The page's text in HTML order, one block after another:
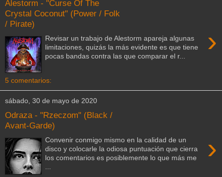
Alestorm - "Curse Of The
Crystal Coconut" (Power / Folk
/ Pirate)
›
Revisar un trabajo de Alestorm apareja algunas
limitaciones, quizás la más evidente es que tiene
pocas bandas contra las que comparar el r...
5 comentarios:
sábado, 30 de mayo de 2020
Odraza - "Rzeczom" (Black /
Avant-Garde)
›
Convenir conmigo mismo en la calidad de un
disco y colocarle la odiosa puntuación que cierra
los comentarios es posiblemente lo que más me